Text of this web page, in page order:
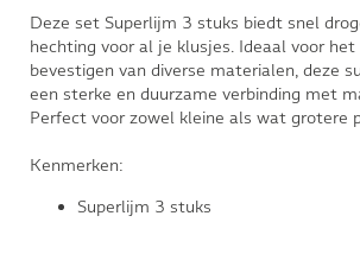
Deze set Superlijm 3 stuks biedt snel
hechting voor al je klusjes. Ideaal voor het
bevestigen van diverse materialen, deze
een sterke en duurzame verbinding met
Perfect voor zowel kleine als wat grotere
Kenmerken:
Superlijm 3 stuks